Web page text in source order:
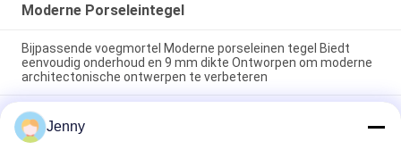
Moderne Porseleintegel
Bijpassende voegmortel Moderne porseleinen tegel Biedt
eenvoudig onderhoud en 9 mm dikte Ontworpen om moderne
architectonische ontwerpen te verbeteren
Eenvoudig te onderhouden moderne porseleinen vloertegel
met een gladde textuur, ontworpen om een strak oppervlak te
bieden dat bestand is tegen vlekken en dagelijkse slijtage
Jenny